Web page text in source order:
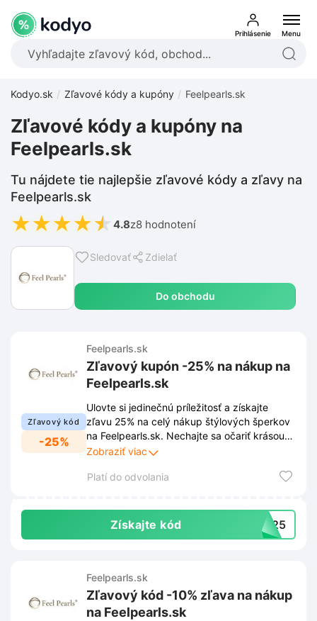
Prihlásenie Menu
Kodyo.sk Zľavové kódy a kupóny Feelpearls.sk
Sledovať Zdielať
Do obchodu
Zľavové kódy a kupóny na
Feelpearls.sk
Tu nájdete tie najlepšie zľavové kódy a zľavy na
Feelpearls.sk
★★★★★ 4.8z8 hodnotení
Zľavový kód
-25%
Feelpearls.sk
Zľavový kupón -25% na nákup na
Feelpearls.sk
Ulovte si jedinečnú príležitosť a získajte
zľavu 25% na celý nákup štýlových šperkov
na Feelpearls.sk. Nechajte sa očariť krásou
perál a využite túto exkluzívnu ponuku ešte
Zobraziť viac
Platí do odvolania
Získajte kód ly25
Feelpearls.sk
Zľavový kód -10% zľava na nákup
na Feelpearls.sk